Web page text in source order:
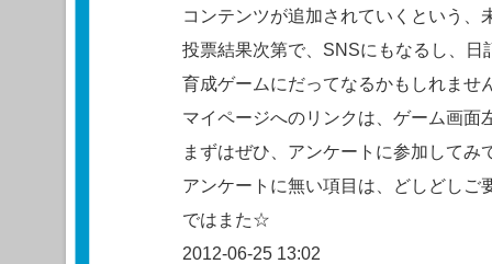
コンテンツが追加されていくという、
投票結果次第で、SNSにもなるし、日
育成ゲームにだってなるかもしれませ
マイページへのリンクは、ゲーム画面
まずはぜひ、アンケートに参加してみ
アンケートに無い項目は、どしどしご
ではまた☆
2012-06-25 13:02